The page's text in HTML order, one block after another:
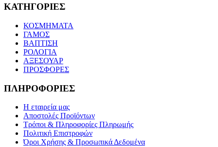
ΚΑΤΗΓΟΡΙΕΣ
ΚΟΣΜΗΜΑΤΑ
ΓΑΜΟΣ
ΒΑΠΤΙΣΗ
ΡΟΛΟΓΙΑ
ΑΞΕΣΟΥΑΡ
ΠΡΟΣΦΟΡΕΣ
ΠΛΗΡΟΦΟΡΙΕΣ
Η εταιρεία μας
Αποστολές Προϊόντων
Τρόποι & Πληροφορίες Πληρωμής
Πολιτική Επιστροφών
Όροι Χρήσης & Προσωπικά Δεδομένα